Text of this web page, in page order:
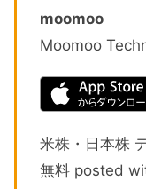
moomoo
Moomoo
米株・日本株
無料 posted